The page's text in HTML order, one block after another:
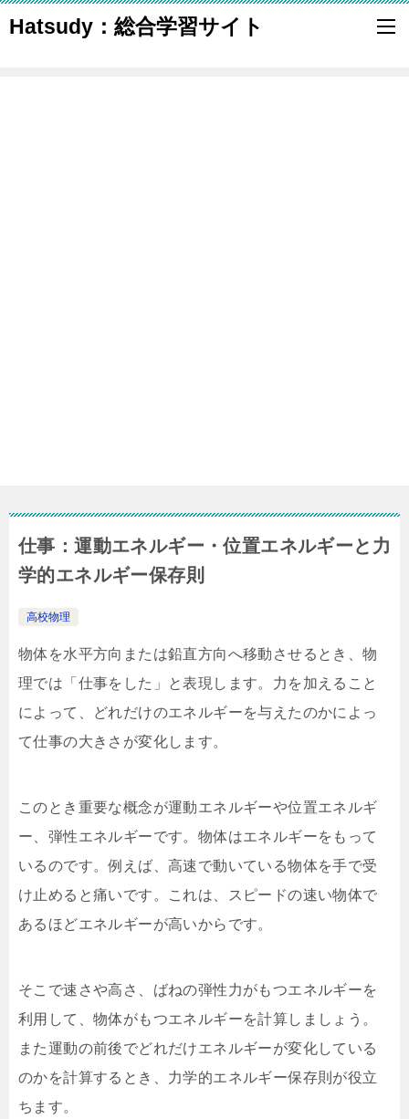
Hatsudy：総合学習サイト
仕事：運動エネルギー・位置エネルギーと力
学的エネルギー保存則
高校物理
物体を水平方向または鉛直方向へ移動させるとき、物
理では「仕事をした」と表現します。力を加えること
によって、どれだけのエネルギーを与えたのかによっ
て仕事の大きさが変化します。
このとき重要な概念が運動エネルギーや位置エネルギ
ー、弾性エネルギーです。物体はエネルギーをもって
いるのです。例えば、高速で動いている物体を手で受
け止めると痛いです。これは、スピードの速い物体で
あるほどエネルギーが高いからです。
そこで速さや高さ、ばねの弾性力がもつエネルギーを
利用して、物体がもつエネルギーを計算しましょう。
また運動の前後でどれだけエネルギーが変化している
のかを計算するとき、力学的エネルギー保存則が役立
ちます。